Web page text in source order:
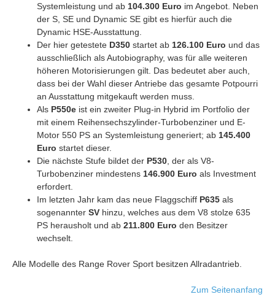
Systemleistung und ab 104.300 Euro im Angebot. Neben
der S, SE und Dynamic SE gibt es hierfür auch die
Dynamic HSE-Ausstattung.
Der hier getestete D350 startet ab 126.100 Euro und das
ausschließlich als Autobiography, was für alle weiteren
höheren Motorisierungen gilt. Das bedeutet aber auch,
dass bei der Wahl dieser Antriebe das gesamte Potpourri
an Ausstattung mitgekauft werden muss.
Als P550e ist ein zweiter Plug-in Hybrid im Portfolio der
mit einem Reihensechszylinder-Turbobenziner und E-
Motor 550 PS an Systemleistung generiert; ab 145.400
Euro startet dieser.
Die nächste Stufe bildet der P530 , der als V8-
Turbobenziner mindestens 146.900 Euro als Investment
erfordert.
Im letzten Jahr kam das neue Flaggschiff P635 als
sogenannter SV hinzu, welches aus dem V8 stolze 635
PS herausholt und ab 211.800 Euro den Besitzer
wechselt.
Alle Modelle des Range Rover Sport besitzen Allradantrieb.
Zum Seitenanfang